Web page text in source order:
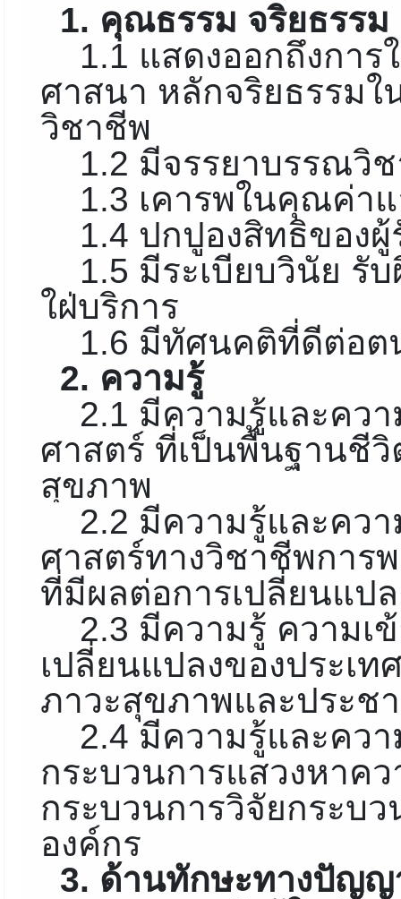
1. คุณธรรม จริยธรรม
1.1 แสดงออกถึงการ
ศาสนา หลักจริยธรรมใ
วิชาชีพ
1.2 มีจรรยาบรรณวิ
1.3 เคารพในคุณค่า
1.4 ปกปูองสิทธิของผู้
1.5 มีระเบียบวินัย รั
ใฝ่บริการ
1.6 มีทัศนคติที่ดีต่อต
2. ความรู้
2.1 มีความรู้และคว
ศาสตร์ ที่เป็นพื้นฐานชี
สุขภาพ
2.2 มีความรู้และคว
ศาสตร์ทางวิชาชีพการ
ที่มีผลต่อการเปลี่ยนแป
2.3 มีความรู้ ความ
เปลี่ยนแปลงของประเ
ภาวะสุขภาพและประช
2.4 มีความรู้และคว
กระบวนการแสวงหาค
กระบวนการวิจัยกระบ
องค์กร
3. ด้านทักษะทางปัญญ